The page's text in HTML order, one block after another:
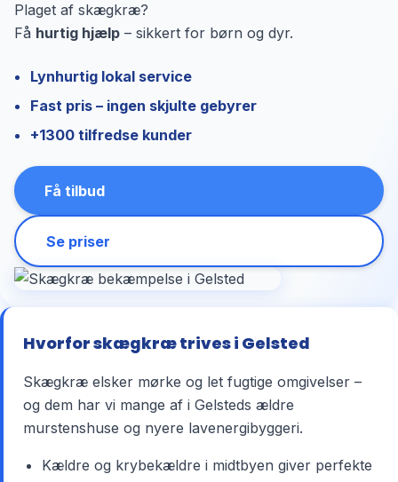
Plaget af skægkræ?
Få hurtig hjælp – sikkert for børn og dyr.
Lynhurtig lokal service
Fast pris – ingen skjulte gebyrer
+1300 tilfredse kunder
Få tilbud
Se priser
Hvorfor skægkræ trives i Gelsted
Skægkræ elsker mørke og let fugtige omgivelser –
og dem har vi mange af i Gelsteds ældre
murstenshuse og nyere lavenergibyggeri.
Kældre og krybekældre i midtbyen giver perfekte